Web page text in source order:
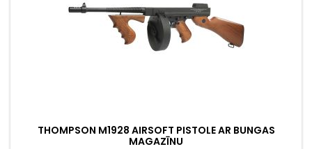
THOMPSON M1928 AIRSOFT PISTOLE AR BUNGAS
MAGAZĪNU